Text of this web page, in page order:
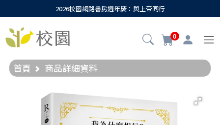
2026校園網路書房週年慶：與上帝同行
0
首頁 商品詳細資料